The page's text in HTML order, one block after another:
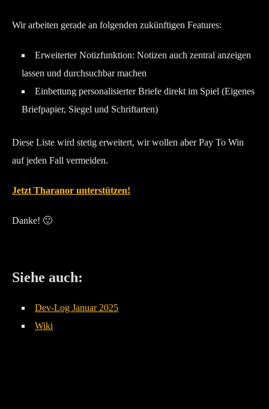
Wir arbeiten gerade an folgenden zukünftigen Features:
Erweiterter Notizfunktion: Notizen auch zentral anzeigen
lassen und durchsuchbar machen
Einbettung personalisierter Briefe direkt im Spiel (Eigenes
Briefpapier, Siegel und Schriftarten)
Diese Liste wird stetig erweitert, wir wollen aber Pay To Win
auf jeden Fall vermeiden.
Jetzt Tharanor unterstützen!
Danke! 🙂
Siehe auch:
Dev-Log Januar 2025
Wiki